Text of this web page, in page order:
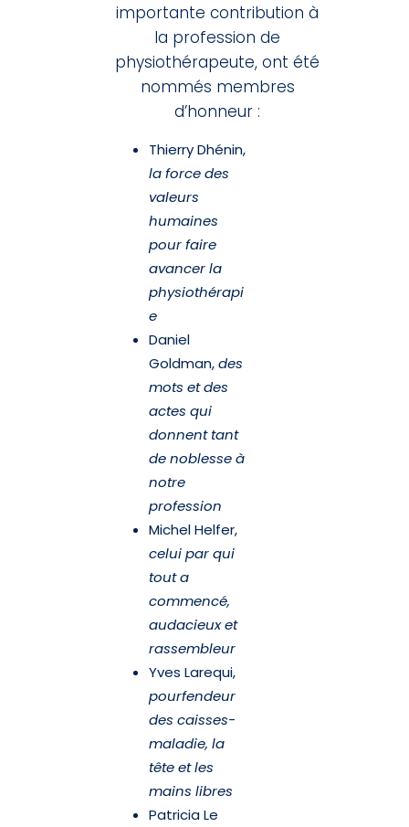
importante contribution à
la profession de
physiothérapeute, ont été
nommés membres
d’honneur :
Thierry Dhénin,
la force des
valeurs
humaines
pour faire
avancer la
physiothérapi
e
Daniel
Goldman,des
mots et des
actes qui
donnent tant
de noblesse à
notre
profession
Michel Helfer,
celui par qui
tout a
commencé,
audacieux et
rassembleur
Yves Larequi,
pourfendeur
des caisses-
maladie, la
tête et les
mains libres
Patricia Le